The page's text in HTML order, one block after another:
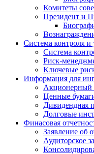
Комитеты
Президент и
Система контроля и
Система
Риск-
Ключевые
Информация для
Акционерный
Ценные
Дивидендная
Долговые
Финасовая
Заявление об
Аудиторское